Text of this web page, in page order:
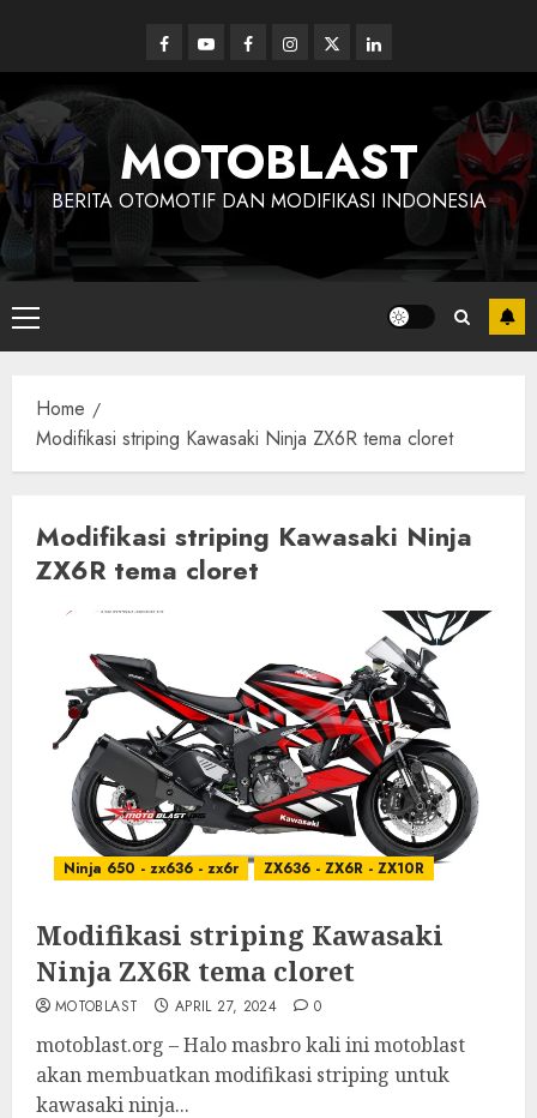
content
Facebook
YoutubeFacebookInstagram
Twitterlinkedin
MOTOBLAST
BERITA OTOMOTIF DAN MODIFIKASI INDONESIA
Primary
Menu
Home
Modifikasi striping Kawasaki Ninja ZX6R tema cloret
Modifikasi striping Kawasaki Ninja
ZX6R tema cloret
Ninja 650 - zx636 - zx6r ZX636 - ZX6R - ZX10R
Modifikasi striping Kawasaki
Ninja ZX6R tema cloret
MOTOBLAST APRIL 27, 2024 0
motoblast.org – Halo masbro kali ini motoblast
akan membuatkan modifikasi striping untuk
kawasaki ninja...